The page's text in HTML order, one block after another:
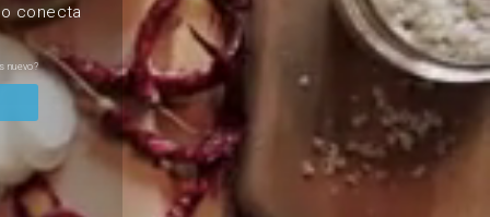
conecta
nuevo?